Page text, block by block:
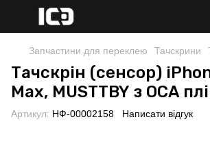
Запчастини для переклею Тачскрини
Тачскрін (сенсор)
Max, MUSTTBY з OCA
Артикул: НФ-00002158 Написати відгук